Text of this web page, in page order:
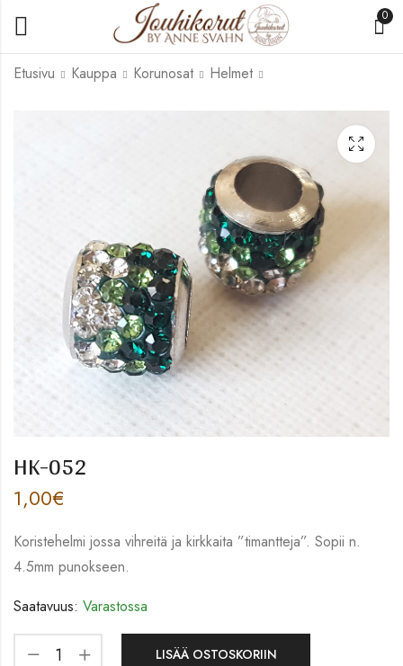
0
Etusivu Kauppa Korunosat Helmet
1,00
1,00
HK-052
1,00€
Koristehelmi jossa vihreitä ja kirkkaita ”timantteja”. Sopii n.
4.5mm punokseen.
Saatavuus: Varastossa
LISÄÄ OSTOSKORIIN